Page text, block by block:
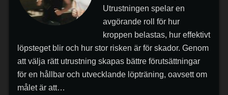
Utrustningen spelar en
avgörande roll för hur
kroppen belastas, hur effektivt
löpsteget blir och hur stor risken är för skador. Genom
att välja rätt utrustning skapas bättre förutsättningar
för en hållbar och utvecklande löpträning, oavsett om
målet är att…